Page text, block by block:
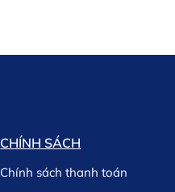
CHÍNH SÁCH
Chính sách thanh toán